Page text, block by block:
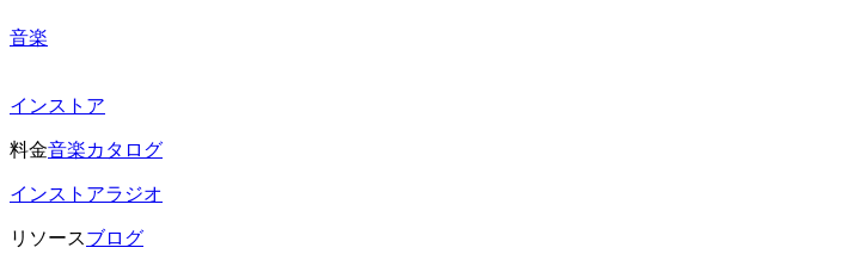
音楽
インストア
料金音楽カタログ
インストアラジオ
リソースブログ